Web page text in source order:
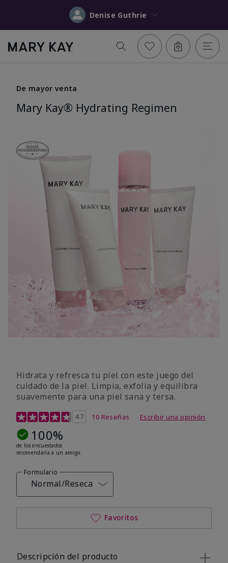
Denise Guthrie
De mayor venta
Mary Kay® Hydrating Regimen
Hidrata y refresca tu piel con este juego del
cuidado de la piel. Limpia, exfolia y equilibra
suavemente para una piel sana y tersa.
Calificación de clientes de 5 de 5
4.7 10 Reseñas Escribir una opinión
100%
de los encuestados
recomendaría a un amigo.
Formulario
Normal/Reseca
Favoritos
Descripción del producto